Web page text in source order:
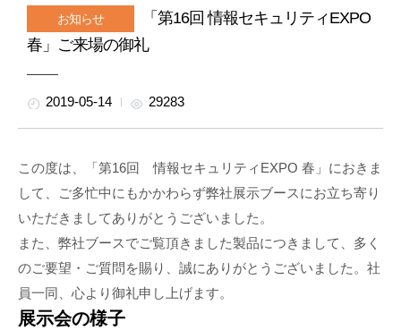
お知らせ
「第16回 情報セキュリティEXPO
春」ご来場の御礼
2019-05-14 29283
この度は、「第16回 情報セキュリティEXPO 春」におきま
して、ご多忙中にもかかわらず弊社展示ブースにお立ち寄り
いただきましてありがとうございました。
また、弊社ブースでご覧頂きました製品につきまして、多く
のご要望・ご質問を賜り、誠にありがとうございました。社
員一同、心より御礼申し上げます。
展示会の様子